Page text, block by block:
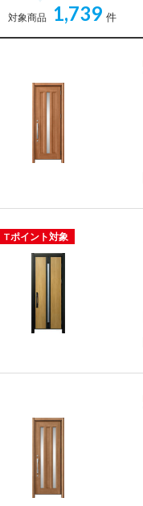
対象商品 1,739 件
Tポイント対象